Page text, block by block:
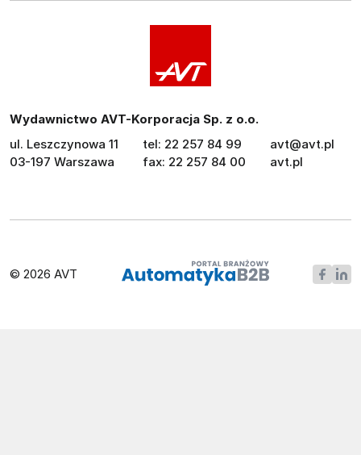
Wydawnictwo AVT-Korporacja Sp. z o.o.
ul. Leszczynowa 11
03-197 Warszawa
tel: 22 257 84 99
fax: 22 257 84 00
avt@avt.pl
avt.pl
© 2026 AVT